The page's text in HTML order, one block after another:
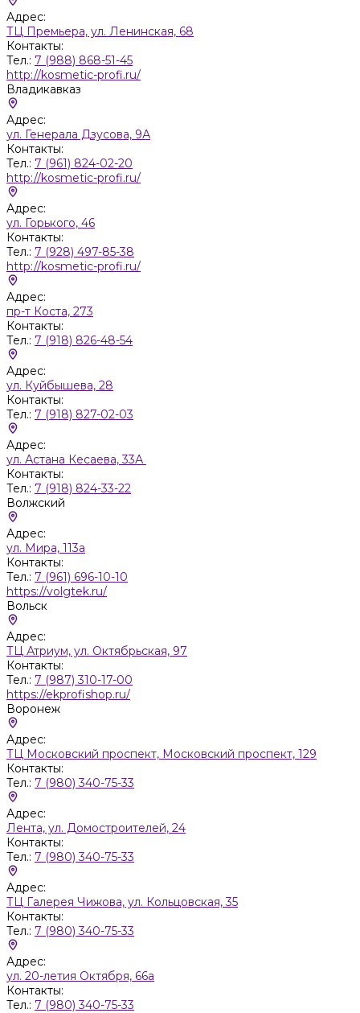
Адрес:
ТЦ Премьера, ул. Ленинская, 68
Контакты:
Тел.: 7 (988) 868-51-45
http://kosmetic-profi.ru/
Владикавказ
Адрес:
ул. Генерала Дзусова, 9А
Контакты:
Тел.: 7 (961) 824-02-20
http://kosmetic-profi.ru/
Адрес:
ул. Горького, 46
Контакты:
Тел.: 7 (928) 497-85-38
http://kosmetic-profi.ru/
Адрес:
пр-т Коста, 273
Контакты:
Тел.: 7 (918) 826-48-54
Адрес:
ул. Куйбышева, 28
Контакты:
Тел.: 7 (918) 827-02-03
Адрес:
ул. Астана Кесаева, 33А
Контакты:
Тел.: 7 (918) 824-33-22
Волжский
Адрес:
ул. Мира, 113а
Контакты:
Тел.: 7 (961) 696-10-10
https://volgtek.ru/
Вольск
Адрес:
ТЦ Атриум, ул. Октябрьская, 97
Контакты:
Тел.: 7 (987) 310-17-00
https://ekprofishop.ru/
Воронеж
Адрес:
ТЦ Московский проспект, Московский проспект, 129
Контакты:
Тел.: 7 (980) 340-75-33
Адрес:
Лента, ул. Домостроителей, 24
Контакты:
Тел.: 7 (980) 340-75-33
Адрес:
ТЦ Галерея Чижова, ул. Кольцовская, 35
Контакты:
Тел.: 7 (980) 340-75-33
Адрес:
ул. 20-летия Октября, 66а
Контакты:
Тел.: 7 (980) 340-75-33